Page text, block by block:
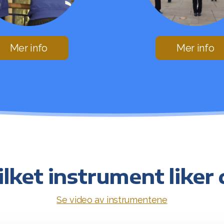
Mer info Mer info
instrument liker
Se video av instrumentene